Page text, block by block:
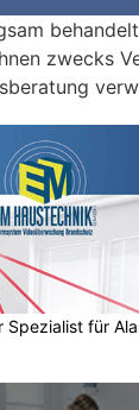
zwecks
Spezialist für